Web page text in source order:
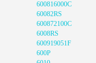
600816000C
60082RS
600872100C
6008RS
600919051F
600P